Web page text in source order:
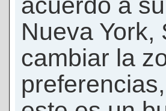
Nueva York,
cambiar la